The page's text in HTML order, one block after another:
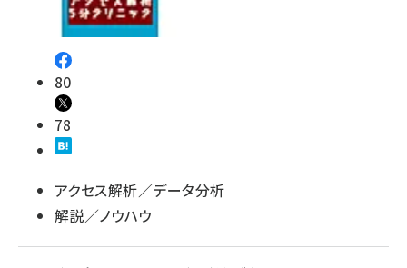
80
78
アクセス解析／データ分析
解説／ノウハウ